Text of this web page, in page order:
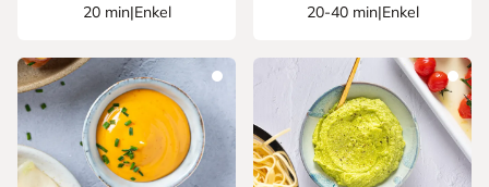
20 min|Enkel 20-40 min|Enkel